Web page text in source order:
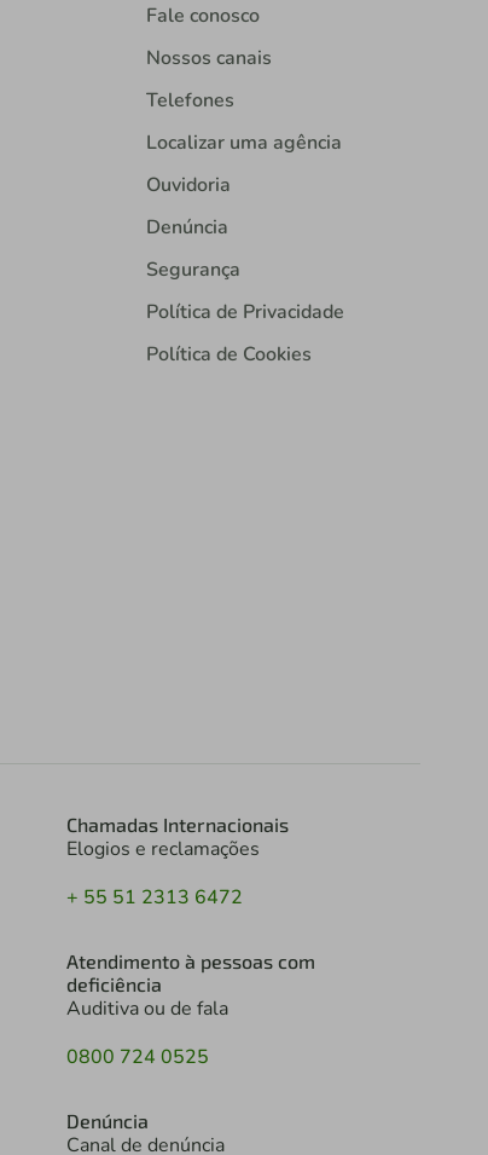
Fale conosco
Nossos canais
Telefones
Localizar uma agência
Ouvidoria
Denúncia
Segurança
Política de Privacidade
Política de Cookies
Chamadas Internacionais
Elogios e reclamações
+ 55 51 2313 6472
Atendimento à pessoas com
deficiência
Auditiva ou de fala
0800 724 0525
Denúncia
Canal de denúncia